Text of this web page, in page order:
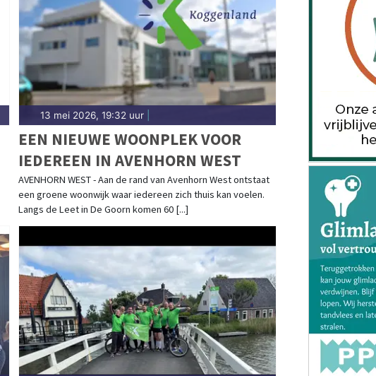
13 mei 2026, 19:32 uur|
EEN NIEUWE WOONPLEK VOOR
IEDEREEN IN AVENHORN WEST
AVENHORN WEST - Aan de rand van Avenhorn West ontstaat
een groene woonwijk waar iedereen zich thuis kan voelen.
Langs de Leet in De Goorn komen 60 [...]